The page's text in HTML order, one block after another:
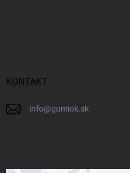
KONTAKT
info@gumiok.sk